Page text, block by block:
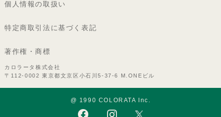
個人情報の取扱い
特定商取引法に基づく表記
著作権・商標
カロラータ株式会社
〒112-0002 東京都文京区小石川5-37-6 M.ONEビル
@ 1990 COLORATA Inc.